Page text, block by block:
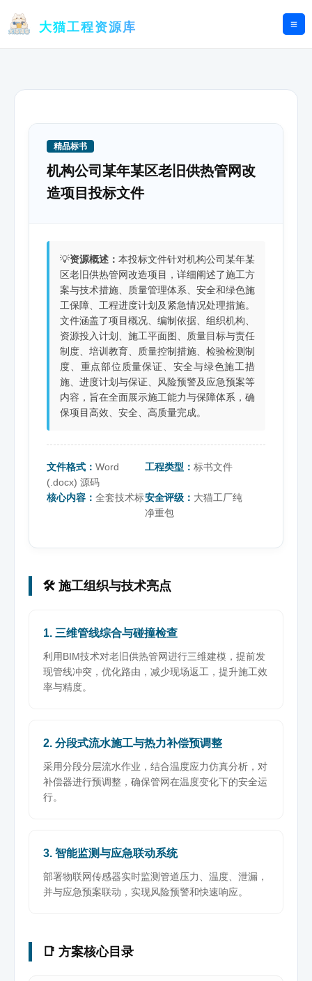
大猫工程资源库
精品标书
机构公司某年某区老旧供热管网改
造项目投标文件
💡资源概述： 本投标文件针对机构公司某年某
区老旧供热管网改造项目，详细阐述了施工方
案与技术措施、质量管理体系、安全和绿色施
工保障、工程进度计划及紧急情况处理措施。
文件涵盖了项目概况、编制依据、组织机构、
资源投入计划、施工平面图、质量目标与责任
制度、培训教育、质量控制措施、检验检测制
度、重点部位质量保证、安全与绿色施工措
施、进度计划与保证、风险预警及应急预案等
内容，旨在全面展示施工能力与保障体系，确
保项目高效、安全、高质量完成。
文件格式： Word
(.docx) 源码
工程类型：标书文件
核心内容： 全套技术标安全评级： 大猫工厂纯
净重包
🛠️ 施工组织与技术亮点
1. 三维管线综合与碰撞检查
利用BIM技术对老旧供热管网进行三维建模，提前发
现管线冲突，优化路由，减少现场返工，提升施工效
率与精度。
2. 分段式流水施工与热力补偿预调整
采用分段分层流水作业，结合温度应力仿真分析，对
补偿器进行预调整，确保管网在温度变化下的安全运
行。
3. 智能监测与应急联动系统
部署物联网传感器实时监测管道压力、温度、泄漏，
并与应急预案联动，实现风险预警和快速响应。
📑 方案核心目录